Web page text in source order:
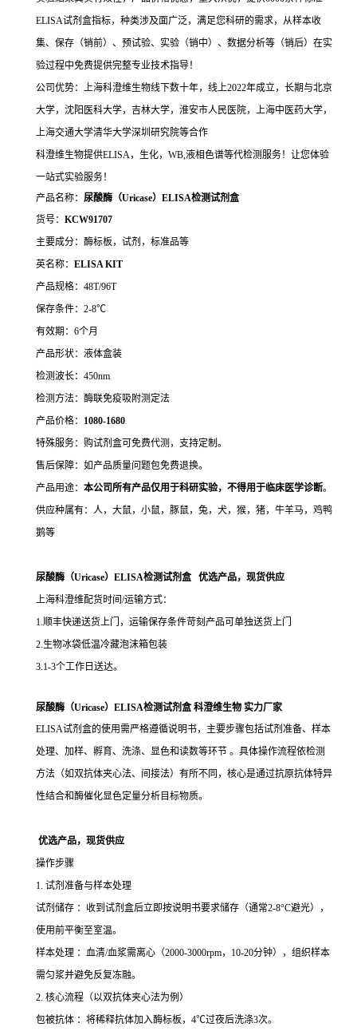
ELISA试剂盒指标，种类涉及面广泛，满足您科研的需求，从样本收
集、保存（销前）、预试验、实验（销中）、数据分析等（销后）在实
验过程中免费提供完整专业技术指导！
公司优势：上海科澄维生物线下数十年，线上2022年成立，长期与北京
大学，沈阳医科大学，吉林大学，淮安市人民医院，上海中医药大学，
上海交通大学清华大学深圳研究院等合作
科澄维生物提供ELISA，生化，WB,液相色谱等代检测服务！让您体验
一站式实验服务！
产品名称： 尿酸酶（Uricase）ELISA检测试剂盒
货号： KCW91707
主要成分：酶标板，试剂，标准品等
英名称： ELISA KIT
产品规格：48T/96T
保存条件：2-8℃
有效期：6个月
产品形状：液体盒装
检测波长：450nm
检测方法：酶联免疫吸附测定法
产品价格： 1080-1680
特殊服务：购试剂盒可免费代测，支持定制。
售后保障：如产品质量问题包免费退换。
产品用途： 本公司所有产品仅用于科研实验，不得用于临床医学诊断。
供应种属有：人，大鼠，小鼠，豚鼠，兔，犬，猴，猪，牛羊马，鸡鸭
鹅等
尿酸酶（Uricase）ELISA检测试剂盒 优选产品，现货供应
上海科澄维配货时间/运输方式：
1.顺丰快递送货上门，运输保存条件苛刻产品可单独送货上门
2.生物冰袋低温冷藏泡沫箱包装
3.1-3个工作日送达。
尿酸酶（Uricase）ELISA检测试剂盒科澄维生物 实力厂家
ELISA试剂盒的使用需严格遵循说明书，主要步骤包括试剂准备、样本
处理、加样、孵育、洗涤、显色和读数等环节 。具体操作流程依检测
方法（如双抗体夹心法、间接法）有所不同，核心是通过抗原抗体特异
性结合和酶催化显色定量分析目标物质。
优选产品，现货供应
操作步骤
1. 试剂准备与样本处理
试剂储存 ：收到试剂盒后立即按说明书要求储存（通常2-8°C避光），
使用前平衡至室温。
样本处理 ：血清/血浆需离心（2000-3000rpm，10-20分钟），组织样本
需匀浆并避免反复冻融。
2. 核心流程（以双抗体夹心法为例）
包被抗体 ：将稀释抗体加入酶标板，4℃过夜后洗涤3次。